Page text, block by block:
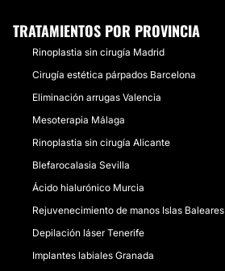
TRATAMIENTOS POR PROVINCIA
Rinoplastia sin cirugía Madrid
Cirugía estética párpados Barcelona
Eliminación arrugas Valencia
Mesoterapia Málaga
Rinoplastia sin cirugía Alicante
Blefarocalasia Sevilla
Ácido hialurónico Murcia
Rejuvenecimiento de manos Islas Baleares
Depilación láser Tenerife
Implantes labiales Granada